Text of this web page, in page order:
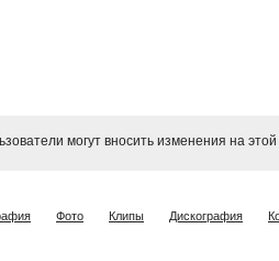
могут вносить изменения на
Фото Клипы Дискография